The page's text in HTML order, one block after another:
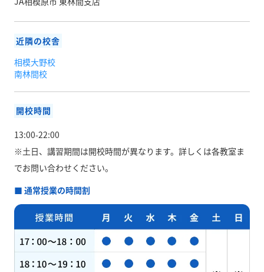
近隣の校舎
相模大野校
南林間校
開校時間
13:00-22:00
※土日、講習期間は開校時間が異なります。 詳しくは各教室ま
でお問い合わせください。
■ 通常授業の時間割